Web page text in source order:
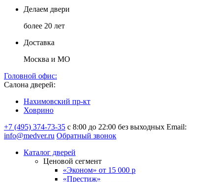
Делаем двери
более 20 лет
Доставка
Москва и МО
Головной офис:
Салона дверей:
Нахимовский пр-кт
Ховрино
+7 (495) 374-73-35 с 8:00 до 22:00 без выходных Email:
info@medver.ru Обратный звонок
Каталог дверей
Ценовой сегмент
«Эконом» от 15 000 р
«Престиж»